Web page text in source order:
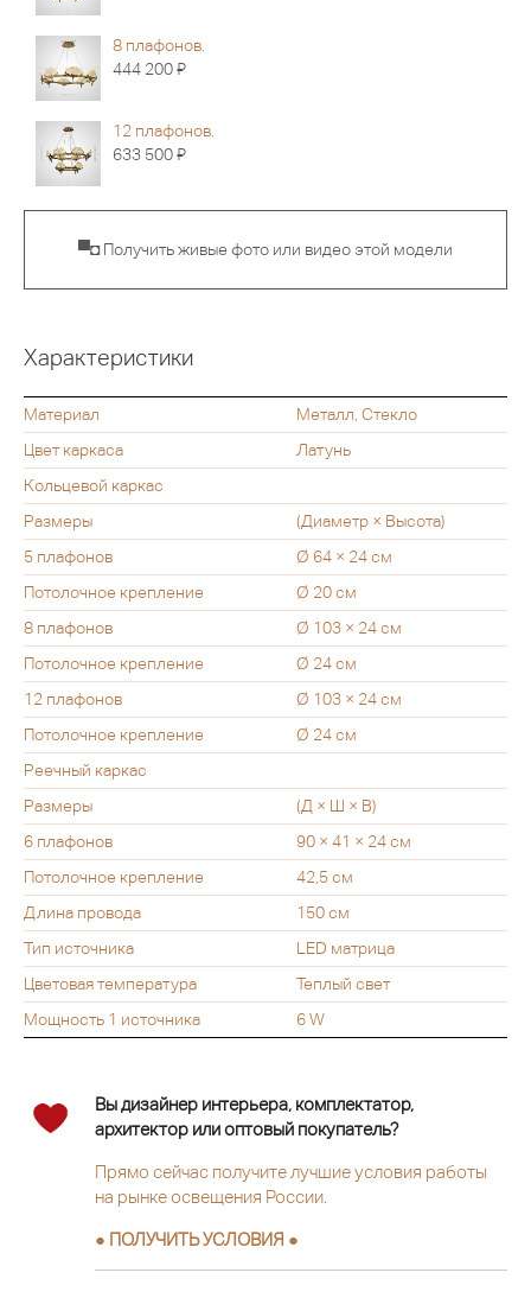
8 плафонов.
444 200Я
12 плафонов.
633 500Я
▀◘ Получить живые фото или видео этой модели
Характеристики
Материал
Металл, Стекло
Цвет каркаса
Латунь
Кольцевой каркас
Размеры
(Диаметр × Высота)
5 плафонов
Ø 64 × 24 см
Потолочное крепление
Ø 20 см
8 плафонов
Ø 103 × 24 см
Потолочное крепление
Ø 24 см
12 плафонов
Ø 103 × 24 см
Потолочное крепление
Ø 24 см
Реечный каркас
Размеры
(Д × Ш × В)
6 плафонов
90 × 41 × 24 см
Потолочное крепление
42,5 см
Длина провода
150 см
Тип источника
LED матрица
Цветовая температура
Теплый свет
Мощность 1 источника
6 W
Вы дизайнер интерьера, комплектатор,
архитектор или оптовый покупатель?
Прямо сейчас получите лучшие условия работы
на рынке освещения России.
● ПОЛУЧИТЬ УСЛОВИЯ ●